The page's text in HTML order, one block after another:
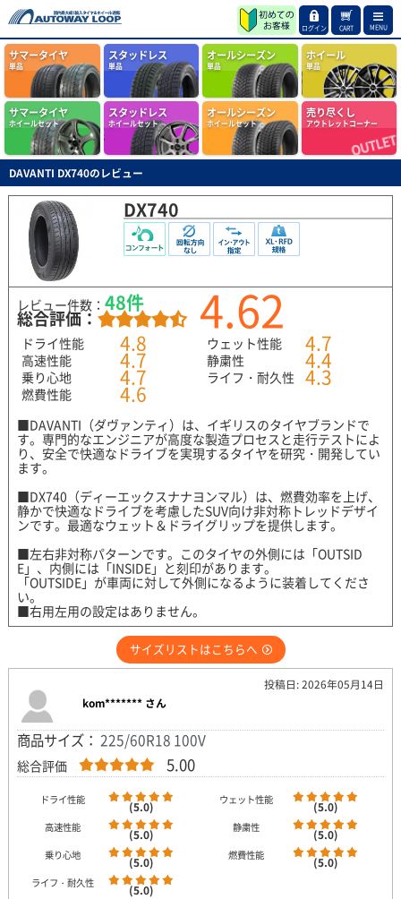
ログイン CART MENU
サマータイヤ
単品
スタッドレス
単品
オールシーズン
単品
ホイール
単品
サマータイヤ
ホイールセット
スタッドレス
ホイールセット
オールシーズン
ホイールセット
売り尽くし
アウトレットコーナー
DAVANTI DX740のレビュー
DX740
レビュー件数： 48件
総合評価： 4.62
ドライ性能 4.8 ウェット性能 4.7
高速性能 4.7 静粛性 4.4
乗り心地 4.7 ライフ・耐久性 4.3
燃費性能 4.6
■DAVANTI（ダヴァンティ）は、イギリスのタイヤブランドで
す。専門的なエンジニアが高度な製造プロセスと走行テストによ
り、安全で快適なドライブを実現するタイヤを研究・開発してい
ます。
■DX740（ディーエックスナナヨンマル）は、燃費効率を上げ、
静かで快適なドライブを考慮したSUV向け非対称トレッドデザイ
ンです。最適なウェット＆ドライグリップを提供します。
■左右非対称パターンです。このタイヤの外側には「OUTSID
E」、内側には「INSIDE」と刻印があります。
「OUTSIDE」が車両に対して外側になるように装着してくださ
い。
■右用左用の設定はありません。
サイズリストはこちらへ
投稿日: 2026年05月14日
kom******* さん
商品サイズ： 225/60R18 100V
総合評価 5.00
ドライ性能 (5.0) ウェット性能 (5.0)
高速性能 (5.0) 静粛性 (5.0)
乗り心地 (5.0) 燃費性能 (5.0)
ライフ・耐久性
(5.0)